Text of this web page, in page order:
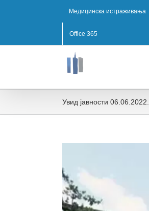
Медицинска истраживања
Office 365
Увид јавности 06.06.2022.